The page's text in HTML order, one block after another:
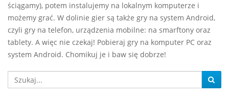
ściągamy), potem instalujemy na lokalnym komputerze i
możemy grać. W dolinie gier są także gry na system Android,
czyli gry na telefon, urządzenia mobilne: na smarftony oraz
tablety. A więc nie czekaj! Pobieraj gry na komputer PC oraz
system Android. Chomikuj je i baw się dobrze!